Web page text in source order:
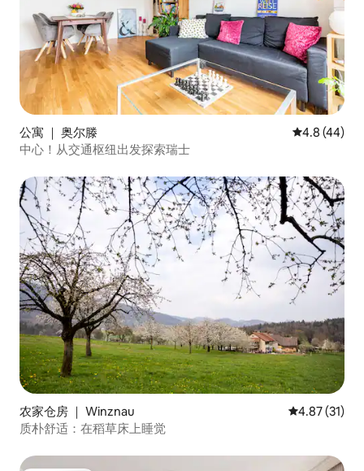
公寓 ｜ 奥尔滕 平均评分
4.8 (44)
中心！从交通枢纽出发探索瑞士
农家仓房 ｜ Winznau 平均评分
4.87 (31)
质朴舒适：在稻草床上睡觉